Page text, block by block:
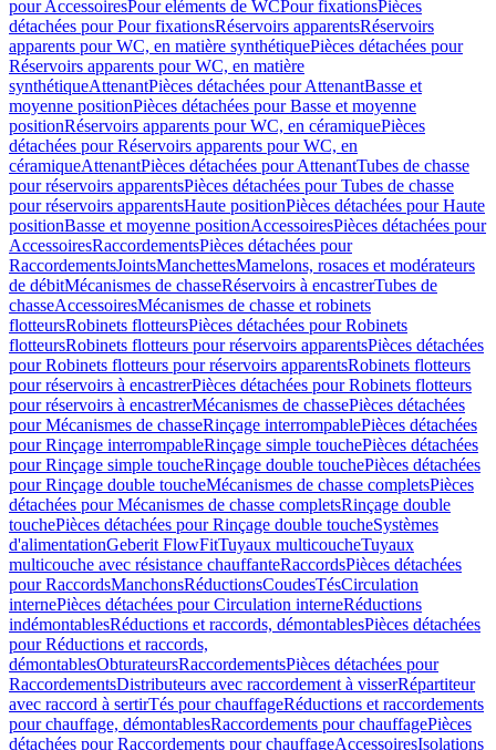
pour AccessoiresPour eléments de WCPour fixationsPièces
détachées pour Pour fixationsRéservoirs apparentsRéservoirs
apparents pour WC, en matière synthétiquePièces détachées pour
Réservoirs apparents pour WC, en matière
synthétiqueAttenantPièces détachées pour AttenantBasse et
moyenne positionPièces détachées pour Basse et moyenne
positionRéservoirs apparents pour WC, en céramiquePièces
détachées pour Réservoirs apparents pour WC, en
céramiqueAttenantPièces détachées pour AttenantTubes de chasse
pour réservoirs apparentsPièces détachées pour Tubes de chasse
pour réservoirs apparentsHaute positionPièces détachées pour Haute
positionBasse et moyenne positionAccessoiresPièces détachées pour
AccessoiresRaccordementsPièces détachées pour
RaccordementsJointsManchettesMamelons, rosaces et modérateurs
de débitMécanismes de chasseRéservoirs à encastrerTubes de
chasseAccessoiresMécanismes de chasse et robinets
flotteursRobinets flotteursPièces détachées pour Robinets
flotteursRobinets flotteurs pour réservoirs apparentsPièces détachées
pour Robinets flotteurs pour réservoirs apparentsRobinets flotteurs
pour réservoirs à encastrerPièces détachées pour Robinets flotteurs
pour réservoirs à encastrerMécanismes de chassePièces détachées
pour Mécanismes de chasseRinçage interrompablePièces détachées
pour Rinçage interrompableRinçage simple touchePièces détachées
pour Rinçage simple toucheRinçage double touchePièces détachées
pour Rinçage double toucheMécanismes de chasse completsPièces
détachées pour Mécanismes de chasse completsRinçage double
touchePièces détachées pour Rinçage double toucheSystèmes
d'alimentationGeberit FlowFitTuyaux multicoucheTuyaux
multicouche avec résistance chauffanteRaccordsPièces détachées
pour RaccordsManchonsRéductionsCoudesTésCirculation
internePièces détachées pour Circulation interneRéductions
indémontablesRéductions et raccords, démontablesPièces détachées
pour Réductions et raccords,
démontablesObturateursRaccordementsPièces détachées pour
RaccordementsDistributeurs avec raccordement à visserRépartiteur
avec raccord à sertirTés pour chauffageRéductions et raccordements
pour chauffage, démontablesRaccordements pour chauffagePièces
détachées pour Raccordements pour chauffageAccessoiresIsolations